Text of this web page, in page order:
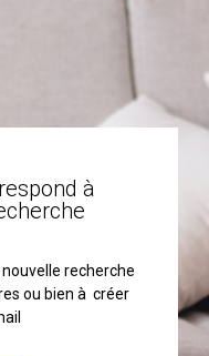
à
recherche
ou bien à créer